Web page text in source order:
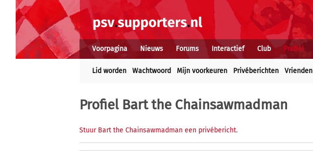
Voorpagina Nieuws Forums Interactief Club Profiel
Lid worden Wachtwoord Mijn voorkeuren Privéberichten Vrienden
Profiel Bart the Chainsawmadman
Stuur Bart the Chainsawmadman een privébericht.